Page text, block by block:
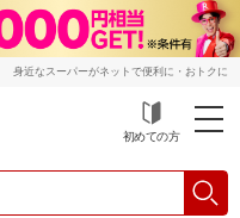
身近なスーパーがネットで便利に・おトクに
初めての方